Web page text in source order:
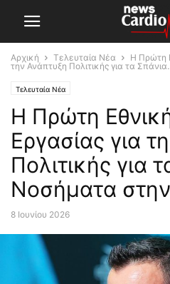
Αρχική Τελευταία Νέα
Η Πρώτη
την Ανάπτυξη Πολιτικής για τα
Τελευταία Νέα
Η Πρώτη
Εργασίας για
Πολιτικής για
Νοσήματα
8 Ιουνίου 2026